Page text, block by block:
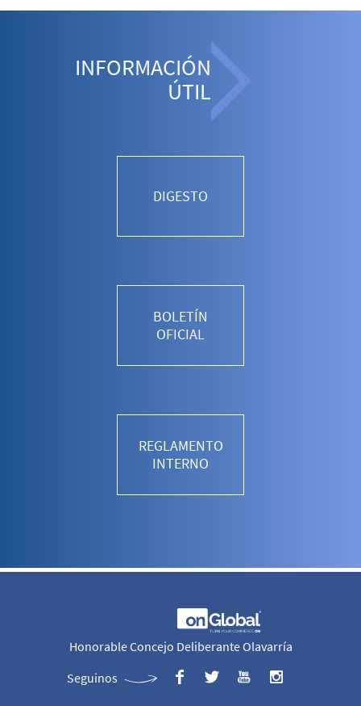
INFORMACIÓN
ÚTIL
DIGESTO
BOLETÍN
OFICIAL
REGLAMENTO
INTERNO
Honorable Concejo Deliberante Olavarría
Seguinos